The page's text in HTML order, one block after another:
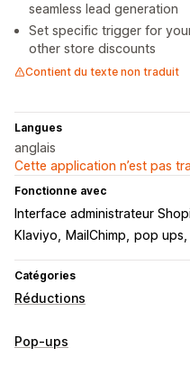
seamless lead generation
Set specific trigger for
other store discounts
Contient du texte non traduit
Langues
anglais
Cette application n’est pas
Fonctionne avec
Interface administrateur
Klaviyo
MailChimp pop ups
Catégories
Réductions
Types de réductions
Pop-ups